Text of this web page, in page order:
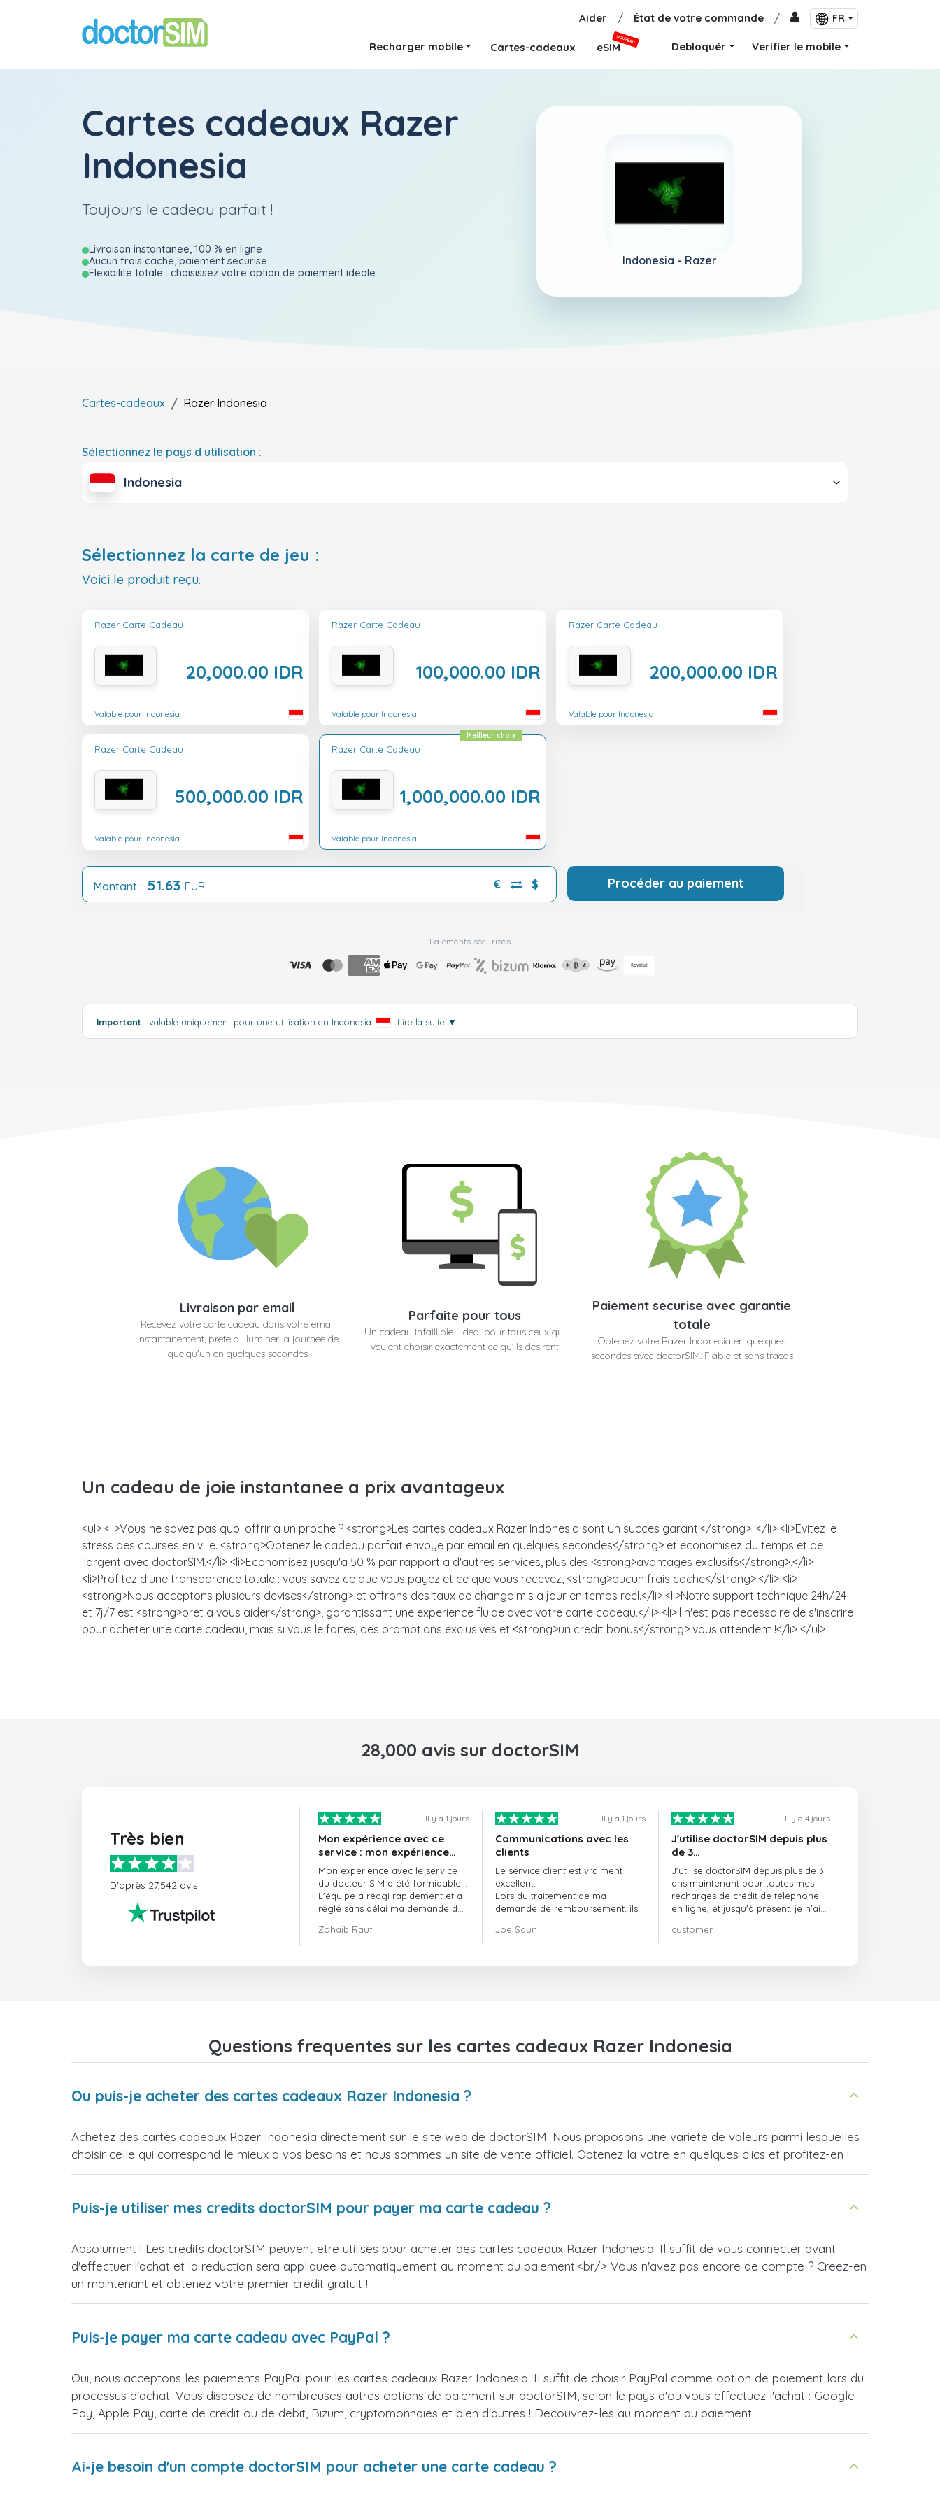
Aider / État de votre commande / FR
Recharger mobile Cartes-cadeaux eSIM
NOUVEAU
Debloquér Verifier le mobile
Cartes cadeaux Razer
Indonesia
Toujours le cadeau parfait !
Livraison instantanee, 100 % en ligne
Aucun frais cache, paiement securise
Flexibilite totale : choisissez votre option de paiement ideale
Indonesia - Razer
Cartes-cadeaux Razer Indonesia
Sélectionnez le pays d utilisation :
Indonesia
Sélectionnez la carte de jeu :
Voici le produit reçu.
Razer Carte Cadeau
20,000.00 IDR
Valable pour Indonesia
Razer Carte Cadeau
100,000.00 IDR
Valable pour Indonesia
Razer Carte Cadeau
200,000.00 IDR
Valable pour Indonesia
Razer Carte Cadeau
500,000.00 IDR
Valable pour Indonesia
Razer Carte Cadeau
1,000,000.00 IDR
Meilleur choix
Valable pour Indonesia
Montant : 51.63 EUR € $ Procéder au paiement
Paiements sécurisés
Important : valable uniquement pour une utilisation en Indonesia . Lire la suite ▼
Livraison par email
Recevez votre carte cadeau dans votre email
instantanement, prete a illuminer la journee de
quelqu'un en quelques secondes
Parfaite pour tous
Un cadeau infaillible ! Ideal pour tous ceux qui
veulent choisir exactement ce qu'ils desirent
Paiement securise avec garantie
totale
Obtenez votre Razer Indonesia en quelques
secondes avec doctorSIM. Fiable et sans tracas
Un cadeau de joie instantanee a prix avantageux
<ul> <li>Vous ne savez pas quoi offrir a un proche ? <strong>Les cartes cadeaux Razer Indonesia sont un succes garanti</strong> !</li> <li>Evitez le
stress des courses en ville. <strong>Obtenez le cadeau parfait envoye par email en quelques secondes</strong> et economisez du temps et de
l'argent avec doctorSIM.</li> <li>Economisez jusqu'a 50 % par rapport a d'autres services, plus des <strong>avantages exclusifs</strong>.</li>
<li>Profitez d'une transparence totale : vous savez ce que vous payez et ce que vous recevez, <strong>aucun frais cache</strong>.</li> <li>
<strong>Nous acceptons plusieurs devises</strong> et offrons des taux de change mis a jour en temps reel.</li> <li>Notre support technique 24h/24
et 7j/7 est <strong>pret a vous aider</strong>, garantissant une experience fluide avec votre carte cadeau.</li> <li>Il n'est pas necessaire de s'inscrire
pour acheter une carte cadeau, mais si vous le faites, des promotions exclusives et <strong>un credit bonus</strong> vous attendent !</li> </ul>
28,000 avis sur doctorSIM
Très bien
D'après 27,542 avis
Il y a 1 jours
Mon expérience avec ce
service : mon expérience
avec le service de
doctorSIM a été formidable.
Mon expérience avec le service
du docteur SIM a été formidable…
L'équipe a réagi rapidement et a
réglé sans délai ma demande de
Dans l'ensemble, j'ai vraiment
Zohaib Rauf
Il y a 1 jours
Communications avec les
clients
Le service client est vraiment
excellent.
Lors du traitement de ma
demande de remboursement, ils
professionnalisme et de rapidité,
Joe Saun
Il y a 4 jours
J'utilise doctorSIM depuis plus
de 3…
J'utilise doctorSIM depuis plus de 3
ans maintenant pour toutes mes
recharges de crédit de téléphone
en ligne, et jusqu'à présent, je n'ai
vivement !!!
customer
Questions frequentes sur les cartes cadeaux Razer Indonesia
Ou puis-je acheter des cartes cadeaux Razer Indonesia ?
Achetez des cartes cadeaux Razer Indonesia directement sur le site web de doctorSIM. Nous proposons une variete de valeurs parmi lesquelles
choisir celle qui correspond le mieux a vos besoins et nous sommes un site de vente officiel. Obtenez la votre en quelques clics et profitez-en !
Puis-je utiliser mes credits doctorSIM pour payer ma carte cadeau ?
Absolument ! Les credits doctorSIM peuvent etre utilises pour acheter des cartes cadeaux Razer Indonesia. Il suffit de vous connecter avant
d'effectuer l'achat et la reduction sera appliquee automatiquement au moment du paiement.<br/> Vous n'avez pas encore de compte ? Creez-en
un maintenant et obtenez votre premier credit gratuit !
Puis-je payer ma carte cadeau avec PayPal ?
Oui, nous acceptons les paiements PayPal pour les cartes cadeaux Razer Indonesia. Il suffit de choisir PayPal comme option de paiement lors du
processus d'achat. Vous disposez de nombreuses autres options de paiement sur doctorSIM, selon le pays d'ou vous effectuez l'achat : Google
Pay, Apple Pay, carte de credit ou de debit, Bizum, cryptomonnaies et bien d'autres ! Decouvrez-les au moment du paiement.
Ai-je besoin d'un compte doctorSIM pour acheter une carte cadeau ?